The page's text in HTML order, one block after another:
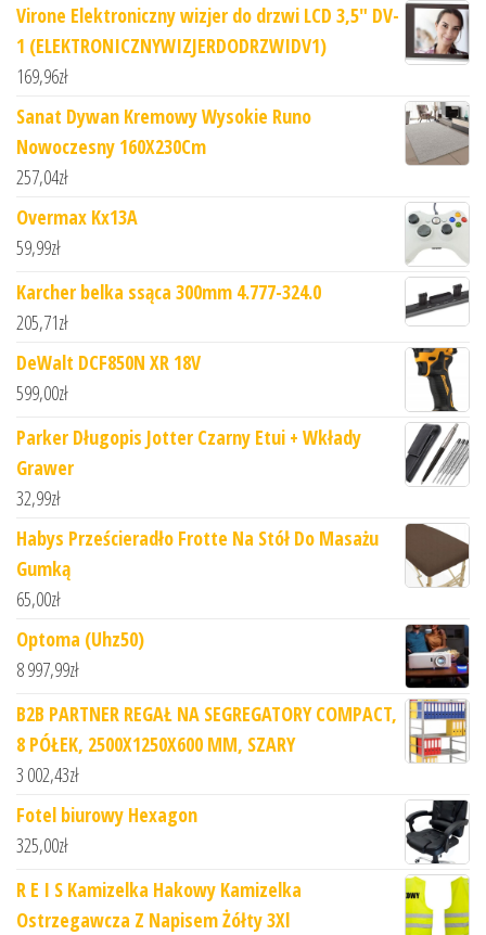
Virone Elektroniczny wizjer do drzwi LCD 3,5" DV-
1 (ELEKTRONICZNYWIZJERDODRZWIDV1)
169,96zł
Sanat Dywan Kremowy Wysokie Runo
Nowoczesny 160X230Cm
257,04zł
Overmax Kx13A
59,99zł
Karcher belka ssąca 300mm 4.777-324.0
205,71zł
DeWalt DCF850N XR 18V
599,00zł
Parker Długopis Jotter Czarny Etui + Wkłady
Grawer
32,99zł
Habys Prześcieradło Frotte Na Stół Do Masażu
Gumką
65,00zł
Optoma (Uhz50)
8 997,99zł
B2B PARTNER REGAŁ NA SEGREGATORY COMPACT,
8 PÓŁEK, 2500X1250X600 MM, SZARY
3 002,43zł
Fotel biurowy Hexagon
325,00zł
R E I S Kamizelka Hakowy Kamizelka
Ostrzegawcza Z Napisem Żółty 3Xl